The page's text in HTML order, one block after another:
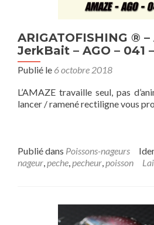
ARIGATOFISHING ® –
JerkBait – AGO – 041
Publié le 6 octobre 2018
L’AMAZE travaille seul, pas
lancer / ramené rectiligne vous
Publié dans Poissons-nageurs
nageur,peche,pecheur,poisson